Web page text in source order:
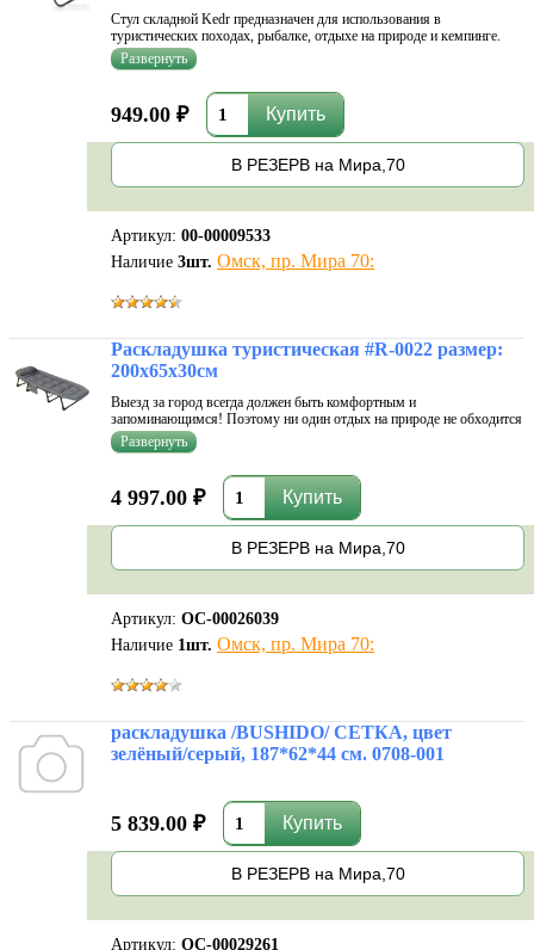
Стул складной Kedr предназначен для использования в
туристических походах, рыбалке, отдыхе на природе и кемпинге.
Стул отличается от табурета наличием спинки, которая создаёт при
сидении дополнительный комфорт. Складной стул Kedr всегда
949.00 ₽
В РЕЗЕРВ на Мира,70
Артикул: 00-00009533
Наличие 3шт. Омск, пр. Мира 70:
Раскладушка туристическая #R-0022 размер:
200х65х30см
Выезд за город всегда должен быть комфортным и
запоминающимся! Поэтому ни один отдых на природе не обходится
без туристической раскладушки!Чтобы сделать Ваше пребывание на
природе невероятно удобным, предлагаем туристическую
4 997.00 ₽
В РЕЗЕРВ на Мира,70
Артикул: ОС-00026039
Наличие 1шт. Омск, пр. Мира 70:
раскладушка /BUSHIDO/ СЕТКА, цвет
зелёный/серый, 187*62*44 см. 0708-001
5 839.00 ₽
В РЕЗЕРВ на Мира,70
Артикул: ОС-00029261